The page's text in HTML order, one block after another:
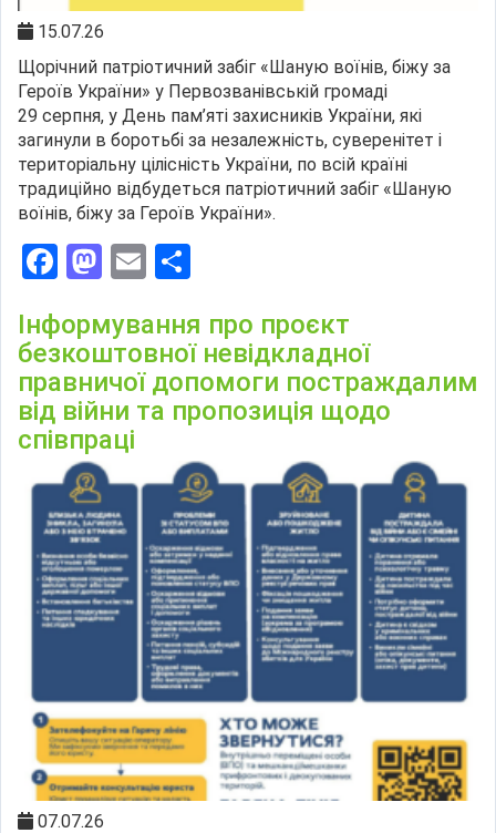
15.07.26
Щорічний патріотичний забіг «Шаную воїнів, біжу за
Героїв України» у Первозванівській громаді
29 серпня, у День пам’яті захисників України, які
загинули в боротьбі за незалежність, суверенітет і
територіальну цілісність України, по всій країні
традиційно відбудеться патріотичний забіг «Шаную
воїнів, біжу за Героїв України».
Facebook
Mastodon
Email
Інформування про проєкт
безкоштовної невідкладної
правничої допомоги постраждалим
від війни та пропозиція щодо
співпраці
07.07.26